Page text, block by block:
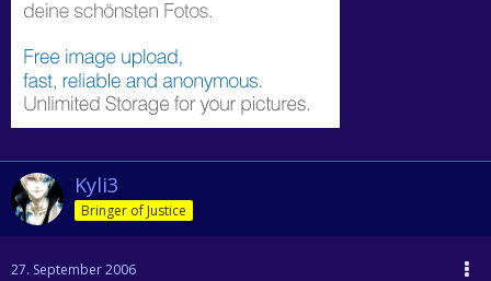
Kyli3
Bringer of Justice
27. September 2006